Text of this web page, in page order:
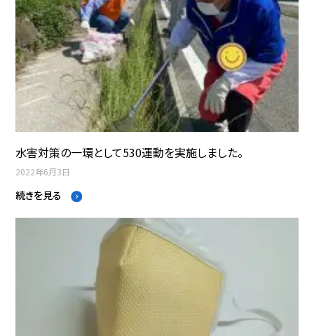
水害対策の一環として530運動を実施しました。
2022年6月3日
続きを見る